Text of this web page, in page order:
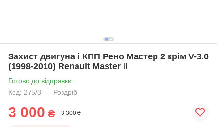
Захист двигуна і КПП Рено Мастер 2 крім V-3.0
(1998-2010) Renault Master II
Готово до відправки
Код: 275/3
Роздріб
3 000 ₴ 3 300 ₴